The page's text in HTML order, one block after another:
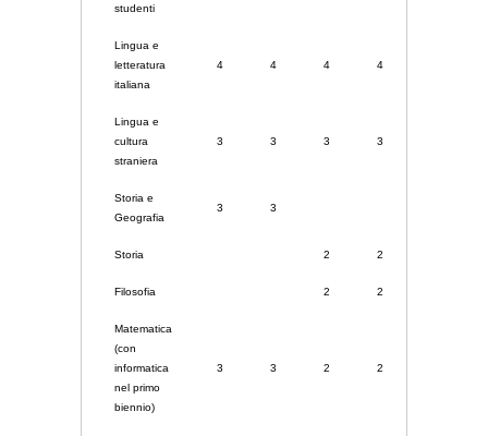
studenti
Lingua e
letteratura
italiana
4 4 4 4
Lingua e
cultura
straniera
3 3 3 3
Storia e
Geografia
3 3
Storia 2 2
Filosofia 2 2
Matematica
(con
informatica
nel primo
biennio)
3 3 2 2